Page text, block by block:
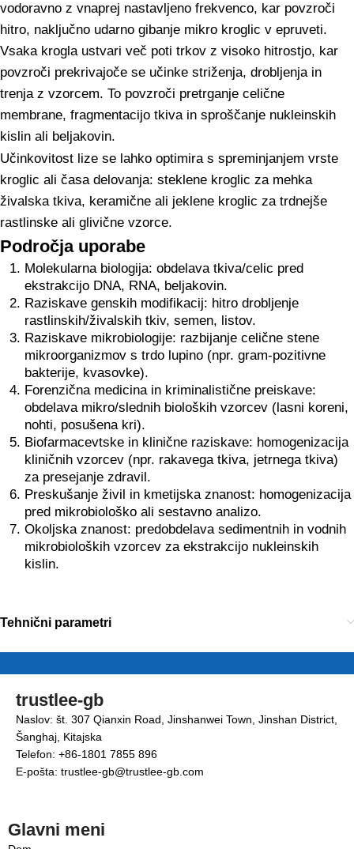
vodoravno z vnaprej nastavljeno frekvenco, kar povzroči
hitro, naključno udarno gibanje mikro kroglic v epruveti.
Vsaka krogla ustvari več poti trkov z visoko hitrostjo, kar
povzroči prekrivajoče se učinke striženja, drobljenja in
trenja z vzorcem. To povzroči pretrganje celične
membrane, fragmentacijo tkiva in sproščanje nukleinskih
kislin ali beljakovin.
Učinkovitost lize se lahko optimira s spreminjanjem vrste
kroglic ali časa delovanja: steklene kroglic za mehka
živalska tkiva, keramične ali jeklene kroglic za trdnejše
rastlinske ali glivične vzorce.
Področja uporabe
Molekularna biologija: obdelava tkiva/celic pred
ekstrakcijo DNA, RNA, beljakovin.
Raziskave genskih modifikacij: hitro drobljenje
rastlinskih/živalskih tkiv, semen, listov.
Raziskave mikrobiologije: razbijanje celične stene
mikroorganizmov s trdo lupino (npr. gram-pozitivne
bakterije, kvasovke).
Forenzična medicina in kriminalistične preiskave:
obdelava mikro/slednih bioloških vzorcev (lasni koreni,
nohti, posušena kri).
Biofarmacevtske in klinične raziskave: homogenizacija
kliničnih vzorcev (npr. rakavega tkiva, jetrnega tkiva)
za presejanje zdravil.
Preskušanje živil in kmetijska znanost: homogenizacija
pred mikrobiološko ali sestavno analizo.
Okoljska znanost: predobdelava sedimentnih in vodnih
mikrobioloških vzorcev za ekstrakcijo nukleinskih
kislin.
Tehnični parametri
trustlee-gb
Naslov: št. 307 Qianxin Road, Jinshanwei Town, Jinshan District,
Šanghaj, Kitajska
Telefon: +86-1801 7855 896
E-pošta: trustlee-gb@trustlee-gb.com
Glavni meni